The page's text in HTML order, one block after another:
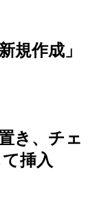
規作成」
き、チェ
挿入